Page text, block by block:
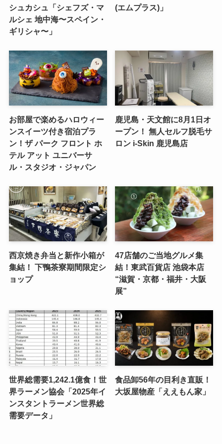
シュカシュ「シェフズ・マ
ルシェ 地中海〜スペイン・
ギリシャ〜」
(エムプラス)」
お部屋で楽めるハロウィー
ンスイーツ付き宿泊プラ
ン！ザ パーク フロント ホ
テル アット ユニバーサ
ル・スタジオ・ジャパン
鹿児島・天文館に8月1日オ
ープン！ 無人セルフ脱毛サ
ロン i-Skin 鹿児島店
西京焼き弁当と新作小箱が
集結！ 下鴨茶寮期間限定シ
ョップ
47店舗のご当地グルメ集
結！東武百貨店 池袋本店
“滋賀・京都・福井・大阪
展”
世界総需要1,242.1億食！世
界ラーメン協会「2025年イ
ンスタントラーメン世界総
需要データ」
食品卸56年の目利き直販！
大坂屋物産「ええもん家」